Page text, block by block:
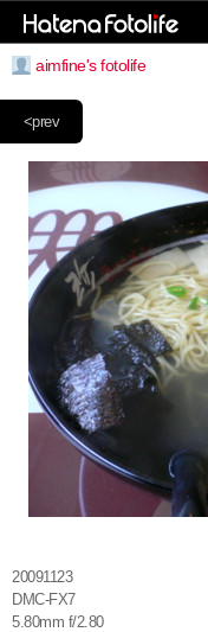
aimfine's fotolife
<prev
20091123
DMC-FX7
5.80mm f/2.80